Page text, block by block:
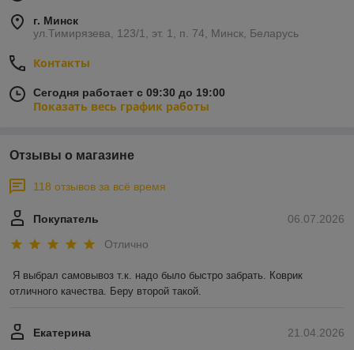
г. Минск
ул.Тимирязева, 123/1, эт. 1, п. 74, Минск, Беларусь
Контакты
Сегодня работает с 09:30 до 19:00
Показать весь график работы
Отзывы о магазине
118 отзывов за всё время
06.07.2026
Покупатель
Отлично
Я выбрал самовывоз т.к. надо было быстро забрать. Коврик
отличного качества. Беру второй такой.
21.04.2026
Екатерина